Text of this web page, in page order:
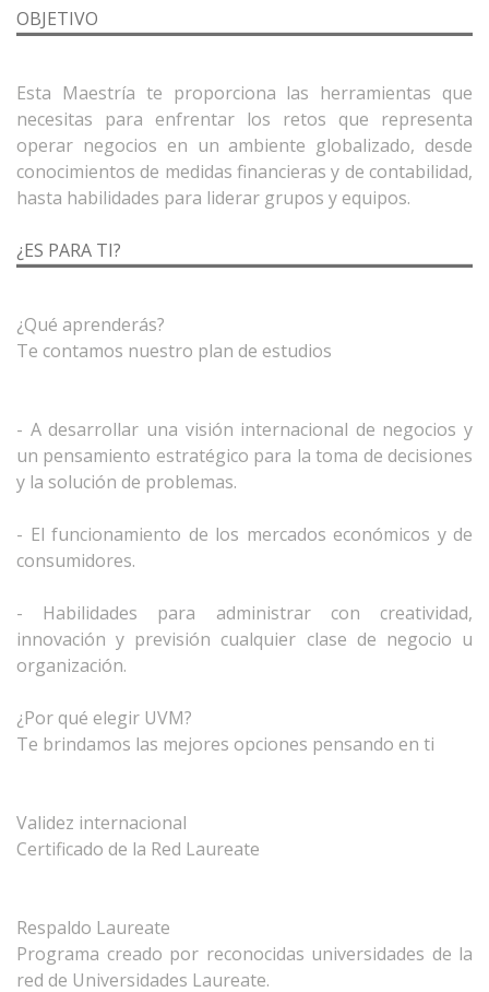
OBJETIVO
Esta Maestría te proporciona las herramientas que
necesitas para enfrentar los retos que representa
operar negocios en un ambiente globalizado, desde
conocimientos de medidas financieras y de contabilidad,
¿ES PARA TI?
¿Qué aprenderás?
Te contamos nuestro plan de estudios
- A desarrollar una visión internacional de negocios y
un pensamiento estratégico para la toma de decisiones
y la solución de problemas.
- El funcionamiento de los mercados económicos y de
consumidores.
- Habilidades para administrar con creatividad,
innovación y previsión cualquier clase de negocio u
organización.
¿Por qué elegir UVM?
Te brindamos las mejores opciones pensando en ti
Validez internacional
Certificado de la Red Laureate
Respaldo Laureate
Programa creado por reconocidas universidades de la
red de Universidades Laureate.